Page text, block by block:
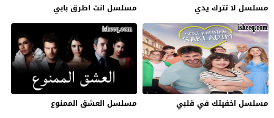
مسلسل لا تترك يدي مسلسل انت اطرق بابي
مسلسل اخفيتك في قلبي مسلسل العشق الممنوع